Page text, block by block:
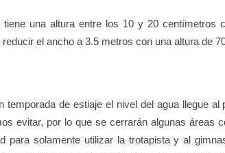
una altura entre los 10 y 20 centímetros
el ancho a 3.5 metros con una altura de
temporada de estiaje el nivel del agua llegue
evitar, por lo que se cerrarán algunas áreas
para solamente utilizar la trotapista y al